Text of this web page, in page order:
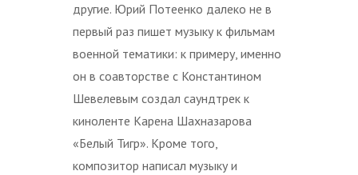
другие. Юрий Потеенко далеко не в
первый раз пишет музыку к фильмам
военной тематики: к примеру, именно
он в соавторстве с Константином
Шевелевым создал саундтрек к
киноленте Карена Шахназарова
«Белый Тигр». Кроме того,
композитор написал музыку и